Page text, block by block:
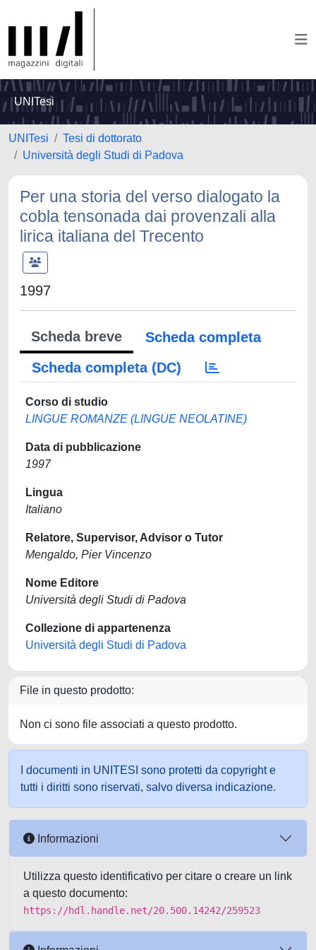
UNITesi
UNITesi
Tesi di dottorato
Università degli Studi di Padova
Per una storia del verso dialogato la
cobla tensonada dai provenzali alla
lirica italiana del Trecento
1997
Scheda breve
Scheda completa
Scheda completa (DC)
Corso di studio
LINGUE ROMANZE (LINGUE NEOLATINE)
Data di pubblicazione
1997
Lingua
Italiano
Relatore, Supervisor, Advisor o Tutor
Mengaldo, Pier Vincenzo
Nome Editore
Università degli Studi di Padova
Collezione di appartenenza
Università degli Studi di Padova
File in questo prodotto:
Non ci sono file associati a questo prodotto.
I documenti in UNITESI sono protetti da copyright e
tutti i diritti sono riservati, salvo diversa indicazione.
Informazioni
Utilizza questo identificativo per citare o creare un link
a questo documento:
https://hdl.handle.net/20.500.14242/259523